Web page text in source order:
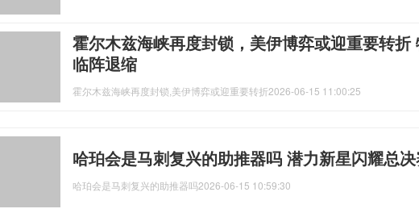
霍尔木兹海峡再度封锁，美伊博弈或迎重要转折
临阵退缩
霍尔木兹海峡再度封锁,美伊博弈或迎重要转折2026-06-15 11:00:25
哈珀会是马刺复兴的助推器吗 潜力新星闪耀总
哈珀会是马刺复兴的助推器吗2026-06-15 10:59:30